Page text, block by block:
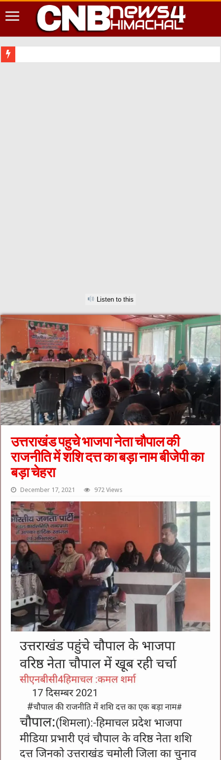
Listen to this
उत्तराखंड पहुचे भाजपा नेता चौपाल की
राजनीति में शशि दत्त का बड़ा नाम बीजेपी का
बड़ा चेहरा
December 17, 2021 972 Views